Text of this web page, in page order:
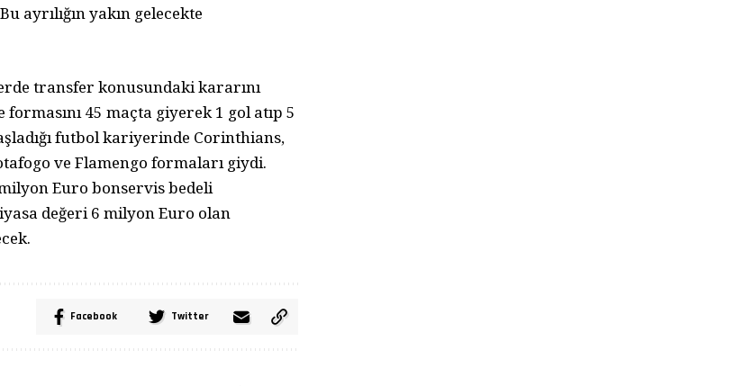
ayrılığın yakın gelecekte
transfer konusundaki kararını
45 maçta giyerek 1 gol atıp 5
futbol kariyerinde Corinthians,
ve Flamengo formaları giydi.
Euro bonservis bedeli
değeri 6 milyon Euro olan
Facebook Twitter